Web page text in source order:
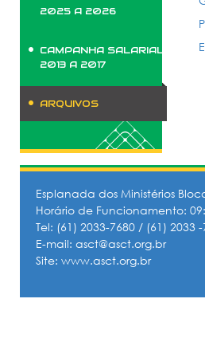
2025 A 2026
CAMPANHA SALARIAL
2013 A 2017
ARQUIVOS
Esplanada dos Ministérios
Horário de Funcionamento:
Tel: (61) 2033-7680 / (61) 2033
E-mail: asct@asct.org.br
Site: www.asct.org.br